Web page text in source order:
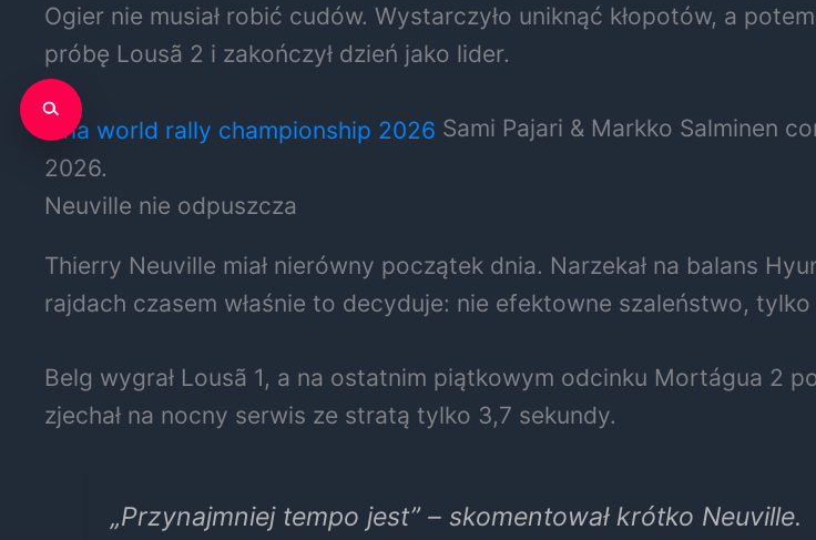
Ogier nie musiał robić cudów. Wystarczyło uniknąć kłopotów, a
próbę Lousã 2 i zakończył dzień jako lider.
Sami Pajari & Markko Salminen
2026.
Neuville nie odpuszcza
Thierry Neuville miał nierówny początek dnia. Narzekał na balans
rajdach czasem właśnie to decyduje: nie efektowne szaleństwo,
Belg wygrał Lousã 1, a na ostatnim piątkowym odcinku Mortágua 2
zjechał na nocny serwis ze stratą tylko 3,7 sekundy.
„Przynajmniej tempo jest” – skomentował krótko Neuville.